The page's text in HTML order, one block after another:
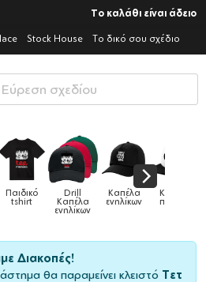
Το καλάθι είναι άδειο
Stock House Το δικό σου σχέδιο
Παιδικό
tshirt
Drill
Καπέλα
ενηλίκων
Καπέλα
ενηλίκων
Καπέλα
παιδικά
Διακοπές!
θα παραμείνει κλειστό Τετ